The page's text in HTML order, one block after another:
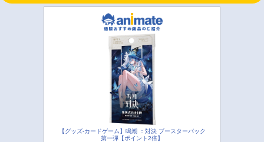
【グッズ-カードゲーム】鳴潮 ：対決 ブースターパック
第一弾【ポイント2倍】